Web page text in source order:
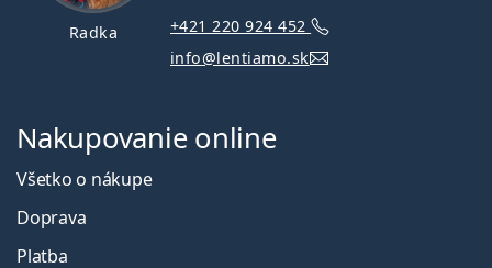
Radka
+421 220 924 452
info@lentiamo.sk
Nakupovanie online
Všetko o nákupe
Doprava
Platba